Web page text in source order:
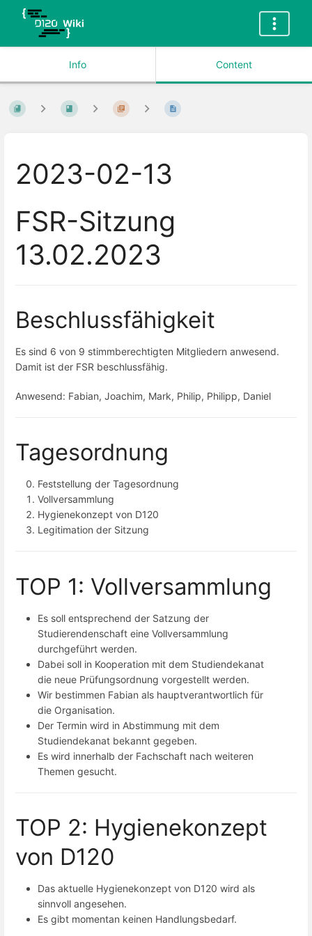
Info Content
2023-02-13
FSR-Sitzung
13.02.2023
Beschlussfähigkeit
Es sind 6 von 9 stimmberechtigten Mitgliedern anwesend.
Damit ist der FSR beschlussfähig.
Anwesend: Fabian, Joachim, Mark, Philip, Philipp, Daniel
Tagesordnung
Feststellung der Tagesordnung
Vollversammlung
Hygienekonzept von D120
Legitimation der Sitzung
TOP 1: Vollversammlung
Es soll entsprechend der Satzung der
Studierendenschaft eine Vollversammlung
durchgeführt werden.
Dabei soll in Kooperation mit dem Studiendekanat
die neue Prüfungsordnung vorgestellt werden.
Wir bestimmen Fabian als hauptverantwortlich für
die Organisation.
Der Termin wird in Abstimmung mit dem
Studiendekanat bekannt gegeben.
Es wird innerhalb der Fachschaft nach weiteren
Themen gesucht.
TOP 2: Hygienekonzept
von D120
Das aktuelle Hygienekonzept von D120 wird als
sinnvoll angesehen.
Es gibt momentan keinen Handlungsbedarf.